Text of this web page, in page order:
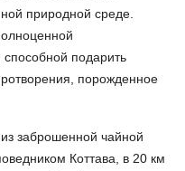
природной среде.
подарить
порожденное
заброшенной чайной
Коттава, в 20 км